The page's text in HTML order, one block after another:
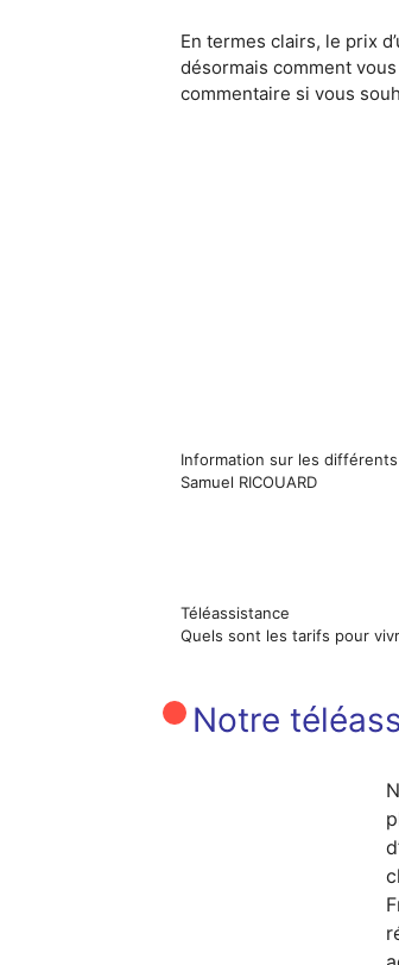
En termes clairs, le prix
désormais comment
commentaire si vous
Information sur les
Samuel RICOUARD
Téléassistance
Quels sont les tarifs pour
Notre